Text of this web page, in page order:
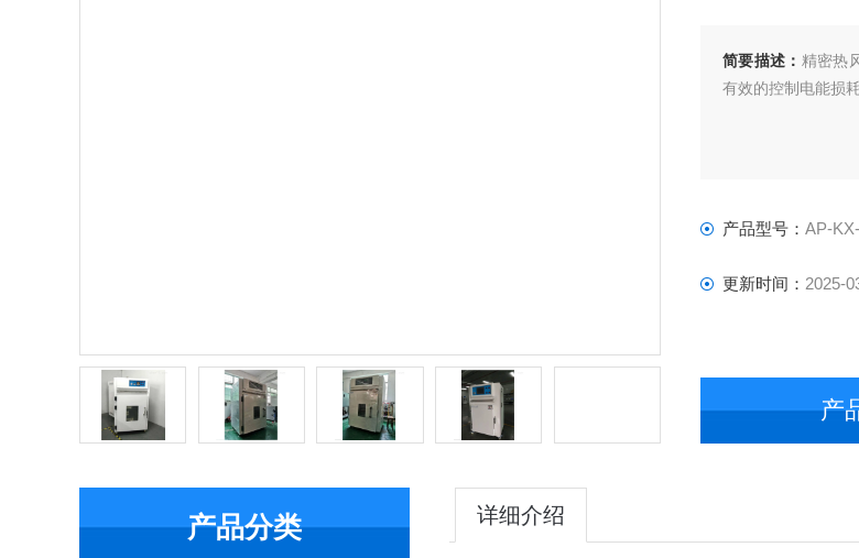
简要描述： 精密热
有效的控制电能损
产品型号： AP-
更新时间： 2025-
产
产品分类 详细介绍